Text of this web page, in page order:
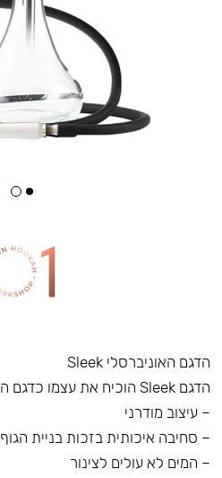
הדגם האוניברסלי Sleek
הדגם Sleek הוכיח את עצמו כדגם המושלם לעישון יומיומי
– עיצוב מודרני
– סחיבה איכותית בזכות בניית הגוף
– המים לא עולים לצינור